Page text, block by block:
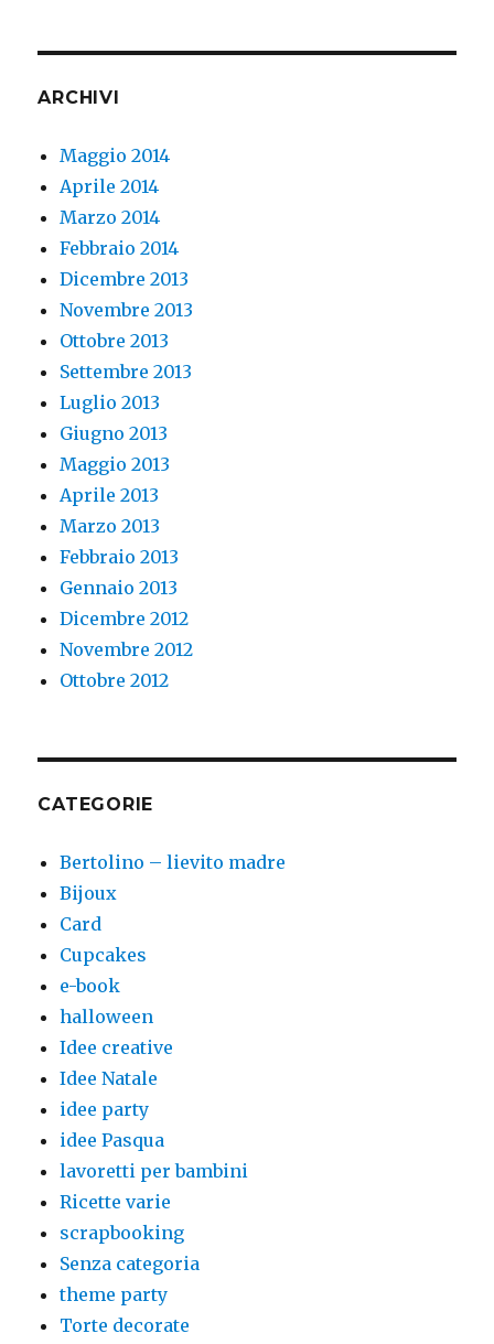
ARCHIVI
Maggio 2014
Aprile 2014
Marzo 2014
Febbraio 2014
Dicembre 2013
Novembre 2013
Ottobre 2013
Settembre 2013
Luglio 2013
Giugno 2013
Maggio 2013
Aprile 2013
Marzo 2013
Febbraio 2013
Gennaio 2013
Dicembre 2012
Novembre 2012
Ottobre 2012
CATEGORIE
Bertolino – lievito madre
Bijoux
Card
Cupcakes
e-book
halloween
Idee creative
Idee Natale
idee party
idee Pasqua
lavoretti per bambini
Ricette varie
scrapbooking
Senza categoria
theme party
Torte decorate